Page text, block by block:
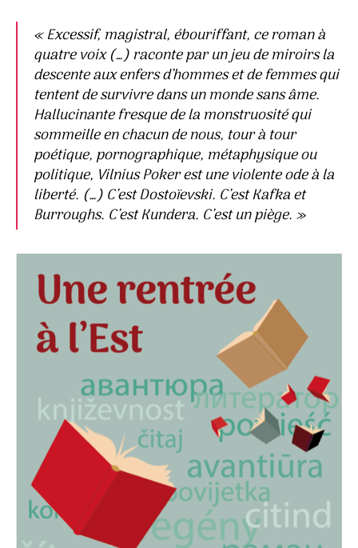
«Excessif, magistral, ébouriffant, ce roman à
quatre voix (…) raconte par un jeu de miroirs la
descente aux enfers d’hommes et de femmes qui
tentent de survivre dans un monde sans âme.
Hallucinante fresque de la monstruosité qui
sommeille en chacun de nous, tour à tour
poétique, pornographique, métaphysique ou
politique, Vilnius Pokerest une violente ode à la
liberté. (…) C’est Dostoïevski. C’est Kafka et
Burroughs. C’est Kundera. C’est un piège. »